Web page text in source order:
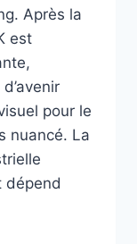
Après la
est
pour le
nuancé. La
dépend